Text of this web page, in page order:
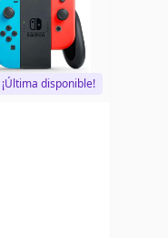
¡Última disponible!